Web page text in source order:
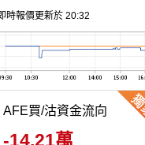
時報價更新於 20:32
AFE買/沽資金流向
-14.21萬